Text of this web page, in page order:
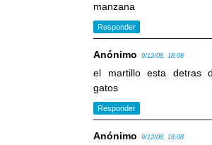
manzana
Responder
Anónimo 9/12/08, 18:08
el martillo esta detras
gatos
Responder
Anónimo 9/12/08, 18:08